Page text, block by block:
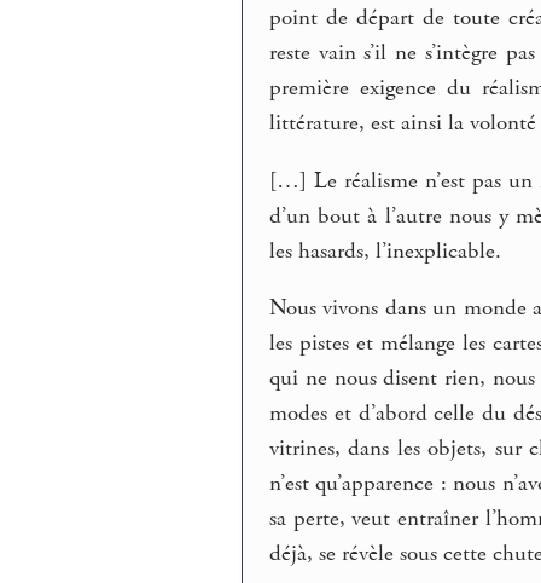
point de départ de toute
reste vain s’il ne s’intègre
première exigence du
littérature, est ainsi la
[…] Le réalisme n’est pas
d’un bout à l’autre nous y
les hasards, l’inexplicable.
Nous vivons dans un monde
les pistes et mélange les
qui ne nous disent rien, nous
modes et d’abord celle du
vitrines, dans les objets, sur
n’est qu’apparence : nous
sa perte, veut entraîner
déjà, se révèle sous cette